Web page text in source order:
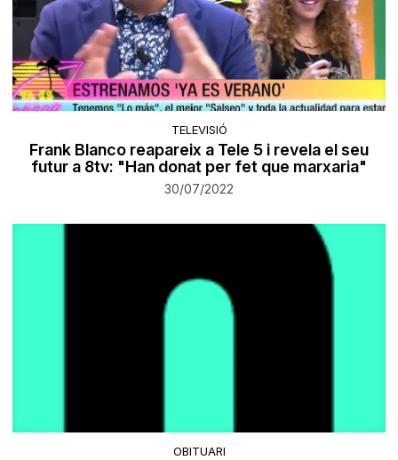
TELEVISIÓ
Frank Blanco reapareix a Tele 5 i revela el seu
futur a 8tv: "Han donat per fet que marxaria"
30/07/2022
OBITUARI